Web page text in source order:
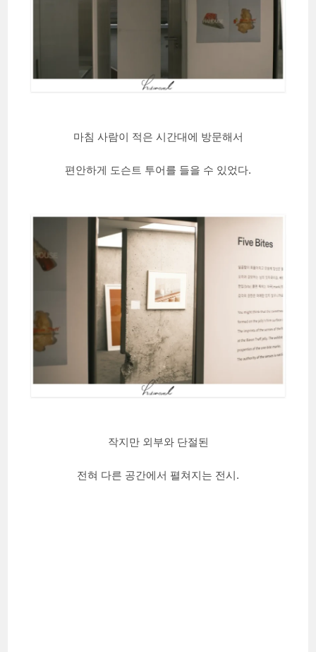
마침 사람이 적은 시간대에 방문해서
편안하게 도슨트 투어를 들을 수 있었다.
작지만 외부와 단절된
전혀 다른 공간에서 펼쳐지는 전시.